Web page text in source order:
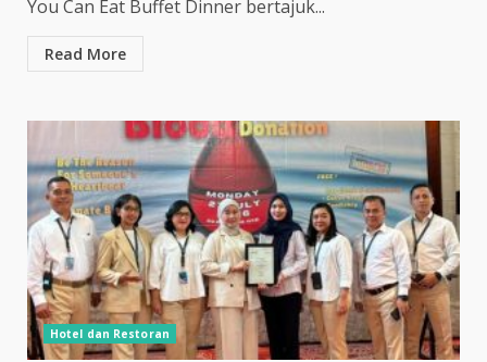
You Can Eat Buffet Dinner bertajuk...
Read More
Hotel dan Restoran